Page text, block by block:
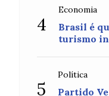
4
Economia
Brasil é
turismo
5
Política
Partido